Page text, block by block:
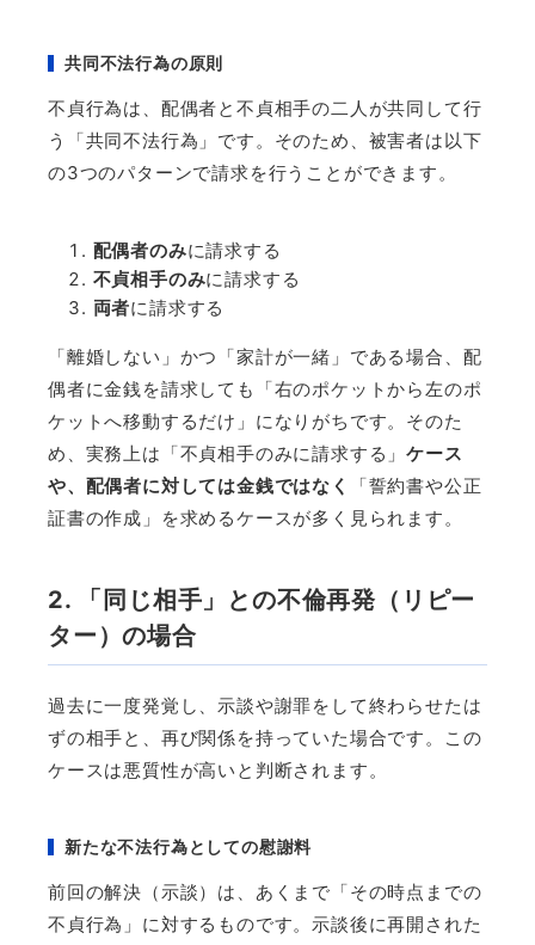
共同不法行為の原則
不貞行為は、配偶者と不貞相手の二人が共同して行
う「共同不法行為」です。そのため、被害者は以下
の3つのパターンで請求を行うことができます。
配偶者のみに請求する
不貞相手のみに請求する
両者に請求する
「離婚しない」かつ「家計が一緒」である場合、配
偶者に金銭を請求しても「右のポケットから左のポ
ケットへ移動するだけ」になりがちです。そのた
め、実務上は「不貞相手のみに請求する」ケース
や、配偶者に対しては金銭ではなく
「誓約書や公正
証書の作成」を求めるケースが多く見られます。
2. 「同じ相手」との不倫再発（リピー
ター）の場合
過去に一度発覚し、示談や謝罪をして終わらせたは
ずの相手と、再び関係を持っていた場合です。この
ケースは悪質性が高いと判断されます。
新たな不法行為としての慰謝料
前回の解決（示談）は、あくまで「その時点までの
不貞行為」に対するものです。示談後に再開された